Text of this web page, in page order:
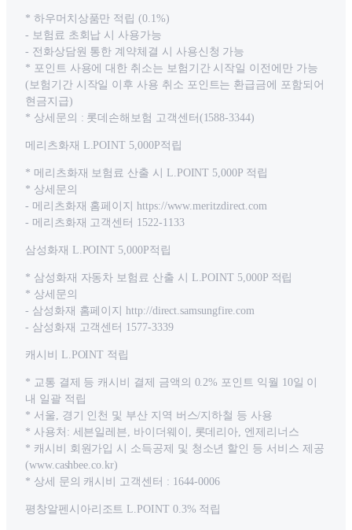
* 하우머치상품만 적립 (0.1%)
- 보험료 초회납 시 사용가능
- 전화상담원 통한 계약체결 시 사용신청 가능
* 포인트 사용에 대한 취소는 보험기간 시작일 이전에만 가능
(보험기간 시작일 이후 사용 취소 포인트는 환급금에 포함되어
현금지급)
* 상세문의 : 롯데손해보험 고객센터(1588-3344)
메리츠화재 L.POINT 5,000P적립
* 메리츠화재 보험료 산출 시 L.POINT 5,000P 적립
* 상세문의
- 메리츠화재 홈페이지 https://www.meritzdirect.com
- 메리츠화재 고객센터 1522-1133
삼성화재 L.POINT 5,000P적립
* 삼성화재 자동차 보험료 산출 시 L.POINT 5,000P 적립
* 상세문의
- 삼성화재 홈페이지 http://direct.samsungfire.com
- 삼성화재 고객센터 1577-3339
캐시비 L.POINT 적립
* 교통 결제 등 캐시비 결제 금액의 0.2% 포인트 익월 10일 이
내 일괄 적립
* 서울, 경기 인천 및 부산 지역 버스/지하철 등 사용
* 사용처: 세븐일레븐, 바이더웨이, 롯데리아, 엔제리너스
* 캐시비 회원가입 시 소득공제 및 청소년 할인 등 서비스 제공
(www.cashbee.co.kr)
* 상세 문의 캐시비 고객센터 : 1644-0006
평창알펜시아리조트 L.POINT 0.3% 적립